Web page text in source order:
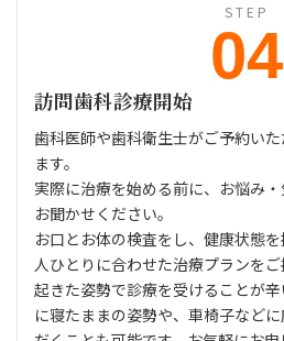
STEP
04
訪問歯科診療開始
歯科医師や歯科衛生士がご予約い
ます。
実際に治療を始める前に、お悩み
お聞かせください。
お口とお体の検査をし、健康状態
人ひとりに合わせた治療プランをご
起きた姿勢で診療を受けることが
に寝たままの姿勢や、車椅子など